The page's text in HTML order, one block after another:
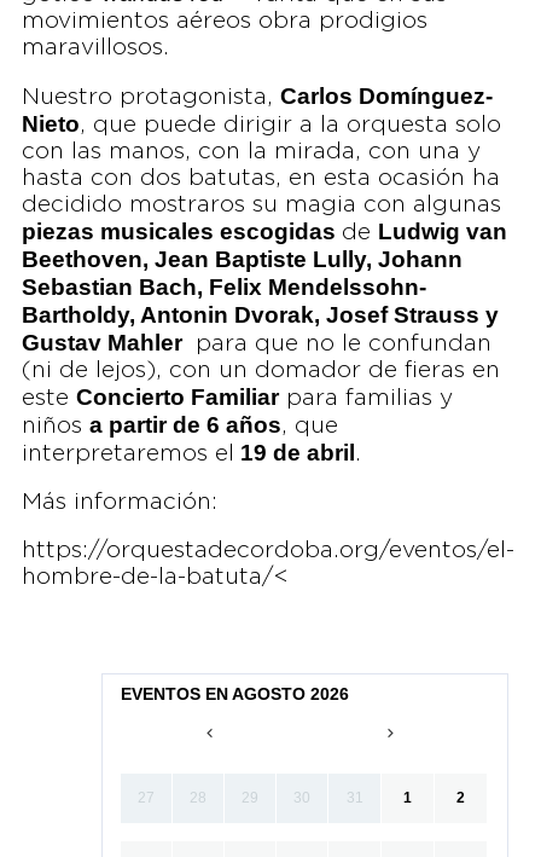
movimientos aéreos obra prodigios
maravillosos.
Nuestro protagonista, Carlos Domínguez-
Nieto, que puede dirigir a la orquesta solo
con las manos, con la mirada, con una y
hasta con dos batutas, en esta ocasión ha
decidido mostraros su magia con algunas
piezas musicales escogidas de Ludwig van
Beethoven, Jean Baptiste Lully, Johann
Sebastian Bach, Felix Mendelssohn-
Bartholdy, Antonin Dvorak, Josef Strauss y
Gustav Mahler
para que no le confundan
(ni de lejos), con un domador de fieras en
este Concierto Familiarpara familias y
niños a partir de 6 años, que
interpretaremos el
19 de abril .
Más información:
https://orquestadecordoba.org/eventos/el-
hombre-de-la-batuta/<
EVENTOS EN AGOSTO 2026
27 28 29 30 31 1 2